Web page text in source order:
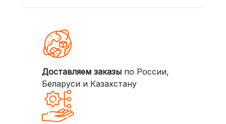
Доставляем заказыпо России,
Беларуси и Казахстану